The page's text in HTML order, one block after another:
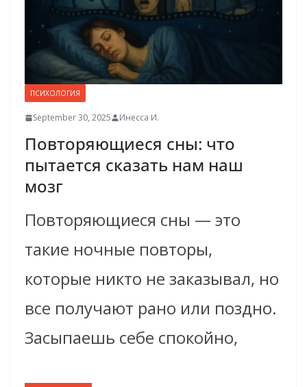
ПСИХОЛОГИЯ
September 30, 2025 Инесса И.
Повторяющиеся сны: что
пытается сказать нам наш
мозг
Повторяющиеся сны — это
такие ночные повторы,
которые никто не заказывал, но
все получают рано или поздно.
Засыпаешь себе спокойно,